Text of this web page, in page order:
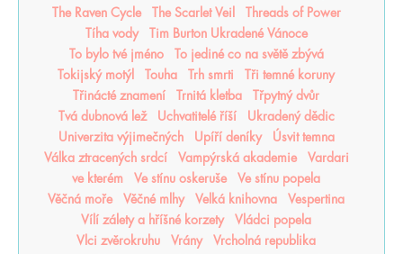
The Raven Cycle
The Scarlet Veil
Threads of Power
Tíha vody
Tim Burton Ukradené Vánoce
To bylo tvé jméno
To jediné co na světě zbývá
Tokijský motýl
Touha Trh smrti
Tři temné koruny
Třinácté znamení
Trnitá kletba
Třpytný dvůr
Tvá dubnová lež
Uchvatitelé říší
Ukradený dědic
Univerzita výjimečných
Upíří deníky
Úsvit temna
Válka ztracených srdcí
Vampýrská akademie
Vardari
ve kterém
Ve stínu oskeruše
Ve stínu popela
Věčná moře
Věčné mlhy Velká knihovna
Vespertina
Vílí zálety a hříšné korzety
Vládci popela
Vlci zvěrokruhu
Vrány
Vrcholná republika